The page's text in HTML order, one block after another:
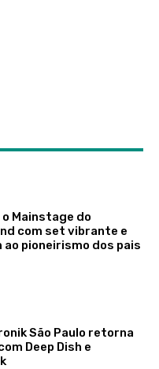
Mainstage do
com set vibrante e
ao pioneirismo dos pais
São Paulo retorna
Deep Dish e